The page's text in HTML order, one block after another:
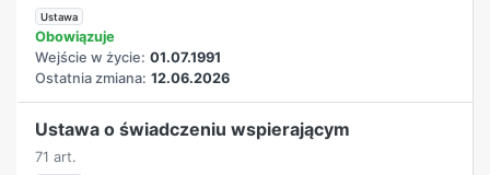
Ustawa
Obowiązuje
Wejście w życie: 01.07.1991
Ostatnia zmiana: 12.06.2026
Ustawa o świadczeniu wspierającym
71 art.